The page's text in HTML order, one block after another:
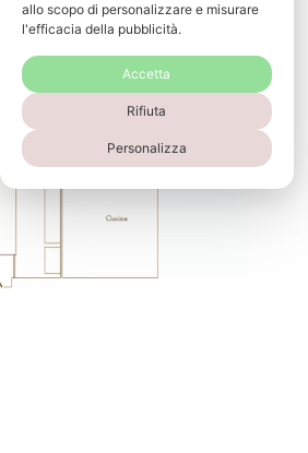
allo scopo di personalizzare e misurare
l'efficacia della pubblicità.
Accetta
Rifiuta
Personalizza